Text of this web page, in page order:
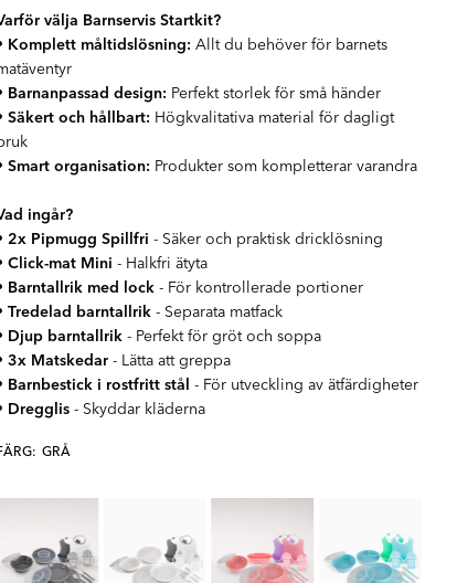
välja Barnservis Startkit?
Komplett måltidslösning: Allt du behöver för barnets
Barnanpassad design: Perfekt storlek för små händer
Säkert och hållbart: Högkvalitativa material för dagligt
Smart organisation: Produkter som kompletterar varandra
ingår?
2x Pipmugg Spillfri - Säker och praktisk dricklösning
Click-mat Mini - Halkfri ätyta
Barntallrik med lock - För kontrollerade portioner
Tredelad barntallrik - Separata matfack
Djup barntallrik - Perfekt för gröt och soppa
3x Matskedar - Lätta att greppa
Barnbestick i rostfritt stål - För utveckling av ätfärdigheter
Dregglis - Skyddar kläderna
GRÅ